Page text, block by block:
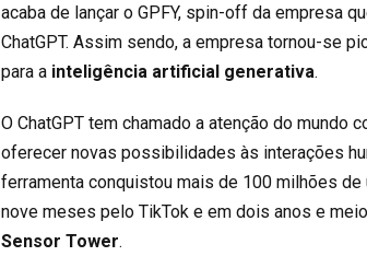
acaba de lançar o GPFY, spin-off da empresa
ChatGPT. Assim sendo, a empresa tornou-se
para a inteligência artificial generativa.
O ChatGPT tem chamado a atenção do mundo
oferecer novas possibilidades às interações
ferramenta conquistou mais de 100 milhões
nove meses pelo TikTok e em dois anos e
Sensor Tower.